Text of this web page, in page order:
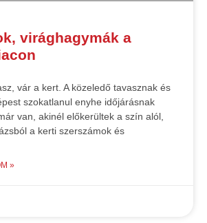
virághagymák a
vár a kert. A közeledő tavasznak és
szokatlanul enyhe időjárásnak
van, akinél előkerültek a szín alól,
a kerti szerszámok és
»